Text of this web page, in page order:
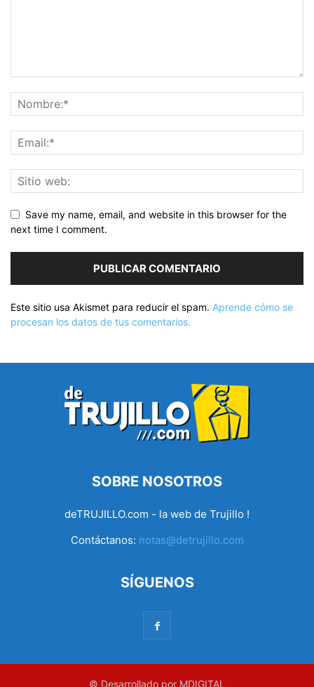
Save my name, email, and website in this browser for the
next time I comment.
Este sitio usa Akismet para reducir el spam. Aprende cómo se
procesan los datos de tus comentarios.
SOBRE NOSOTROS
deTRUJILLO.com - la web de Trujillo !
Contáctanos: notas@detrujillo.com
SÍGUENOS
© Desarrollado por MDIGITAL